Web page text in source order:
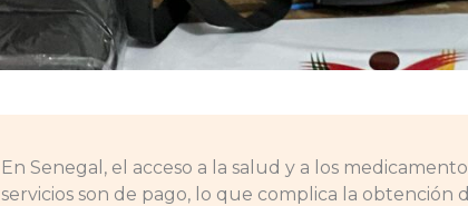
En Senegal, el acceso a la salud y a los
servicios son de pago, lo que complica la obtención